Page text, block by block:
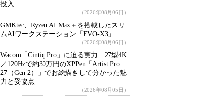
投入
（2026年08月06日）
GMKtec、Ryzen AI Max＋を搭載したスリ
ムAIワークステーション「EVO-X3」
（2026年08月06日）
Wacom「Cintiq Pro」に迫る実力 27型4K
／120Hzで約30万円のXPPen「Artist Pro
27（Gen 2）」でお絵描きして分かった魅
力と妥協点
（2026年08月05日）